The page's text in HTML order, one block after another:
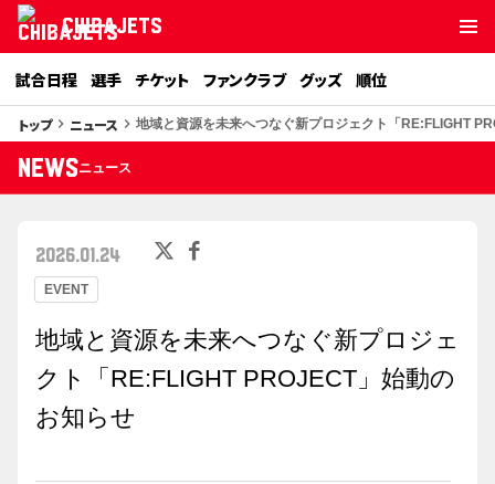
CHIBAJETS
試合日程 選手 チケット ファンクラブ グッズ 順位
トップkeyboard_arrow_right ニュース keyboard_arrow_right 地域と資源を未来へつなぐ新プロジェクト「RE:FLIGHT
NEWSニュース
EVENT
2026.01.24
地域と資源を未来へつなぐ新プロジェ
クト「RE:FLIGHT PROJECT」始動の
お知らせ